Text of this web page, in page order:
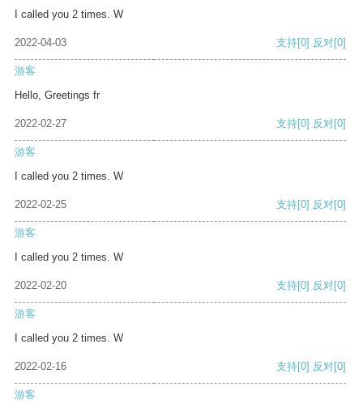
I called you 2 times. W
2022-04-03 支持[0] 反对[0]
游客
Hello, Greetings fr
2022-02-27 支持[0] 反对[0]
游客
I called you 2 times. W
2022-02-25 支持[0] 反对[0]
游客
I called you 2 times. W
2022-02-20 支持[0] 反对[0]
游客
I called you 2 times. W
2022-02-16 支持[0] 反对[0]
游客